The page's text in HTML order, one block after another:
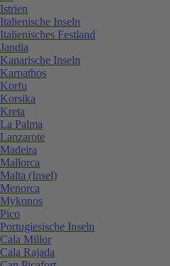
Istrien
Italienische Inseln
Italienisches Festland
Jandia
Kanarische Inseln
Karpathos
Korfu
Korsika
Kreta
La Palma
Lanzarote
Madeira
Mallorca
Malta (Insel)
Menorca
Mykonos
Pico
Portugiesische Inseln
Cala Millor
Cala Rajada